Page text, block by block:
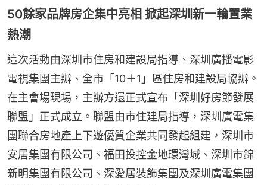
50餘家品牌房企集中亮相 掀起深圳新一輪置業
熱潮
這次活動由深圳市住房和建設局指導、深圳廣播電影
電視集團主辦、全市「10＋1」區住房和建設局協辦。
在主會場現場，主辦方還正式宣布「深圳好房節發展
聯盟」正式成立。聯盟由市住建局指導，深圳廣電集
團聯合房地產上下遊優質企業共同發起組建，深圳市
安居集團有限公司、福田投控金地環灣城、深圳市錦
新明集團有限公司、深愛居裝飾集團及深圳廣電集團